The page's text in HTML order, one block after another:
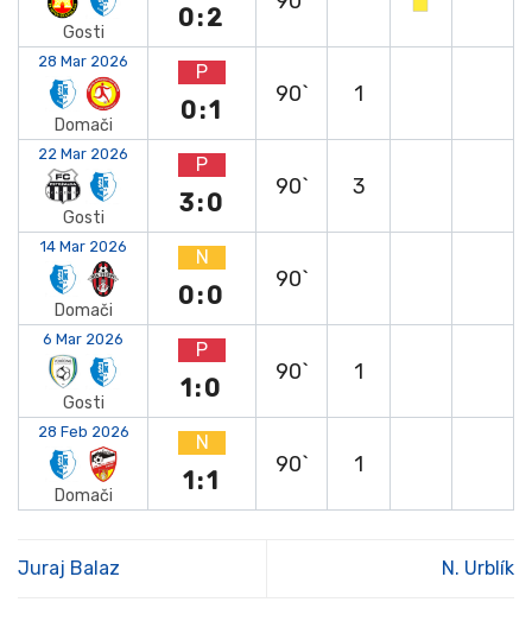
Gosti
0:2
28 Mar 2026
Domači
P
0:1
90` 1
22 Mar 2026
Gosti
P
3:0
90` 3
14 Mar 2026
Domači
N
0:0
90`
6 Mar 2026
Gosti
P
1:0
90` 1
28 Feb 2026
Domači
N
1:1
90` 1
Juraj Balaz N. Urblík